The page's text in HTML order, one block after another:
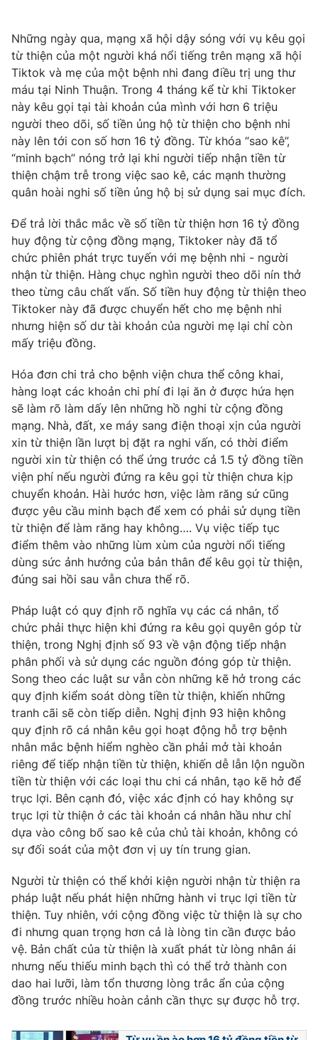
Thị trường
Góc doanh nghiệp
Truyền hình
Phim VTV
Hậu trường
Nhân vật
Khán giả
Giải sao mai
Giải trí
Điện ảnh
Âm nhạc
Sao
Đời sống
Du lịch
Làm đẹp
Chất lượng cuộc sống
Giáo dục
Học trực tuyến
Công nghệ
Hitech Công nghệ tương lai
Sản phẩm
Thị trường
Tư vấn
Giao lưu trực tuyến
Lịch phát sóng
Emagazine Podcast
Photo Infographic
Video Shorts video
VTV Money VTV Thể thao
VTV Sức khoẻ Bất động sản
Thị trường 24h
VTV4 Vươn mình bằng AI
VTV9 VTV8
Liên hệ tòa soạn English
THỜI BÁO VTV
Theo dõi báo trên
Cơ quan chủ quản:Đài Truyền hình Việt Nam
Cơ quan báo chí:Thời báo VTV
Giấy phép hoạt động báo in và báo điện tử số 483/GP-BTTTT
cấp ngày 29/12/2023
Tổng Biên tập:Vũ Thanh Thủy
Phó Tổng Biên tập:
Nguyễn Thị Mỹ Hạnh, Phạm Quốc Thắng,
Nguyễn Trọng Ninh
Tổng đài VTV:024.38 355 931 - 024.38 355 932
Những ngày qua, mạng xã hội dậy sóng với vụ kêu gọi
từ thiện của một người khá nổi tiếng trên mạng xã hội
Tiktok và mẹ của một bệnh nhi đang điều trị ung thư
máu tại Ninh Thuận. Trong 4 tháng kể từ khi Tiktoker
này kêu gọi tại tài khoản của mình với hơn 6 triệu
người theo dõi, số tiền ủng hộ từ thiện cho bệnh nhi
này lên tới con số hơn 16 tỷ đồng. Từ khóa “sao kê”,
“minh bạch” nóng trở lại khi người tiếp nhận tiền từ
thiện chậm trễ trong việc sao kê, các mạnh thường
quân hoài nghi số tiền ủng hộ bị sử dụng sai mục đích.
Để trả lời thắc mắc về số tiền từ thiện hơn 16 tỷ đồng
huy động từ cộng đồng mạng, Tiktoker này đã tổ
chức phiên phát trực tuyến với mẹ bệnh nhi - người
nhận từ thiện. Hàng chục nghìn người theo dõi nín thở
theo từng câu chất vấn. Số tiền huy động từ thiện theo
Tiktoker này đã được chuyển hết cho mẹ bệnh nhi
nhưng hiện số dư tài khoản của người mẹ lại chỉ còn
mấy triệu đồng.
Hóa đơn chi trả cho bệnh viện chưa thể công khai,
hàng loạt các khoản chi phí đi lại ăn ở được hứa hẹn
sẽ làm rõ làm dấy lên những hồ nghi từ cộng đồng
mạng. Nhà, đất, xe máy sang điện thoại xịn của người
xin từ thiện lần lượt bị đặt ra nghi vấn, có thời điểm
người xin từ thiện có thể ứng trước cả 1.5 tỷ đồng tiền
viện phí nếu người đứng ra kêu gọi từ thiện chưa kịp
chuyển khoản. Hài hước hơn, việc làm răng sứ cũng
được yêu cầu minh bạch để xem có phải sử dụng tiền
từ thiện để làm răng hay không…. Vụ việc tiếp tục
điểm thêm vào những lùm xùm của người nổi tiếng
dùng sức ảnh hưởng của bản thân để kêu gọi từ thiện,
đúng sai hồi sau vẫn chưa thể rõ.
Pháp luật có quy định rõ nghĩa vụ các cá nhân, tổ
chức phải thực hiện khi đứng ra kêu gọi quyên góp từ
thiện, trong Nghị định số 93 về vận động tiếp nhận
phân phối và sử dụng các nguồn đóng góp từ thiện.
Song theo các luật sư vẫn còn những kẽ hở trong các
quy định kiểm soát dòng tiền từ thiện, khiến những
tranh cãi sẽ còn tiếp diễn. Nghị định 93 hiện không
quy định rõ cá nhân kêu gọi hoạt động hỗ trợ bệnh
nhân mắc bệnh hiểm nghèo cần phải mở tài khoản
riêng để tiếp nhận tiền từ thiện, khiến dễ lẫn lộn nguồn
tiền từ thiện với các loại thu chi cá nhân, tạo kẽ hở để
trục lợi. Bên cạnh đó, việc xác định có hay không sự
trục lợi từ thiện ở các tài khoản cá nhân hầu như chỉ
dựa vào công bố sao kê của chủ tài khoản, không có
sự đối soát của một đơn vị uy tín trung gian.
Người từ thiện có thể khởi kiện người nhận từ thiện ra
pháp luật nếu phát hiện những hành vi trục lợi tiền từ
thiện. Tuy nhiên, với cộng đồng việc từ thiện là sự cho
đi nhưng quan trọng hơn cả là lòng tin cần được bảo
vệ. Bản chất của từ thiện là xuất phát từ lòng nhân ái
nhưng nếu thiếu minh bạch thì có thể trở thành con
dao hai lưỡi, làm tổn thương lòng trắc ẩn của cộng
đồng trước nhiều hoàn cảnh cần thực sự được hỗ trợ.